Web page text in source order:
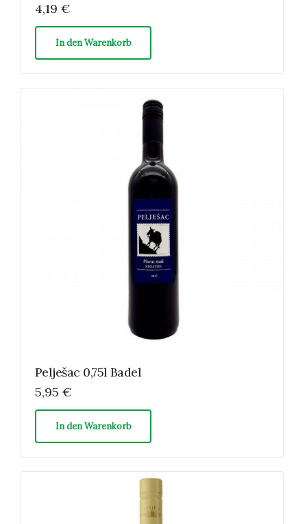
4,19 €
In den Warenkorb
Pelješac 0,75l Badel
5,95 €
In den Warenkorb